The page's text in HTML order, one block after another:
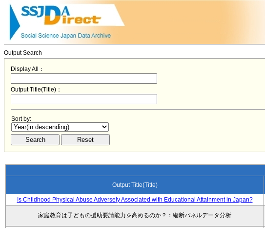
Output Search
Display All：
Output Title(Title)：
Sort by:
Output Title(Title)
Is Childhood Physical Abuse Adversely Associated with Educational Attainment in Japan?
家庭教育は子どもの援助要請能力を高めるのか？：縦断パネルデータ分析